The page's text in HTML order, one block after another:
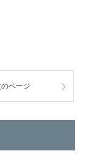
のページ